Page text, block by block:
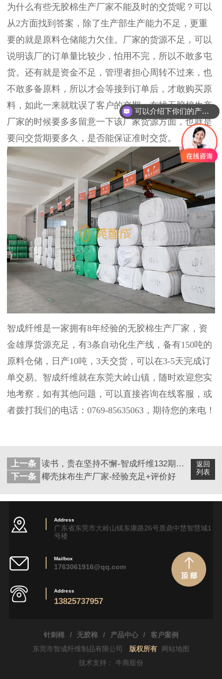
为什么有些无胶棉生产厂家不能及时的交货呢？可以
从2方面找到答案，除了生产部生产能力不足，更重
要的就是原料仓储能力欠佳。厂家的货源不足，可以
说明该厂的订单量比较少，怕用不完，所以不敢多屯
货。还有就是资金不足，管理者担心周转不过来，也
不敢多备原料，所以才会等接到订单后，才敢购买原
料，如此一来就耽误了客户的交期。在找无胶棉生产
厂家的时候要多多留意一下该厂家货源方面，也就是
要问交货期要多久，是否能保证准时交货。
智成纤维是一家拥有8年经验的无胶棉生产厂家，资
金雄厚货源充足，有3条自动化生产线，备有150吨的
原料仓储，日产10吨，3天交货，可以在3-5天完成订
单交易。智成纤维就在东莞大岭山镇，随时欢迎您实
地考察，如有其他问题，可以直接咨询在线客服，或
者拨打我们的电话：0769-85635063，期待您的来电！
返回
列表
上一条 读书，贵在坚持不懈-智成纤维132期读书会
下一条 椰壳抹布生产厂家-经验充足+评价好
Address
广东省东莞市大岭山镇东康路26号质鼎中慧智慧城1
号楼
Mailbox
1763061916@qq.com
Address
13825737957
针刺棉 / 无胶棉 / 产品中心 /
客户案例
东莞市智成纤维制品有限公司
版权所有
网站地图
技术支持： 牛商股份
可以介绍下你们的产品么？